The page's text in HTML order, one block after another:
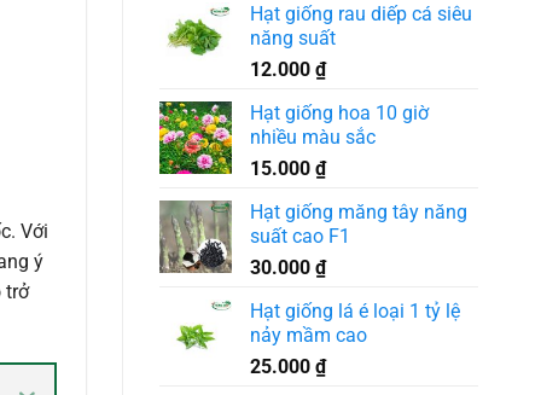
Với
ý
trở
Hạt giống rau diếp cá siêu
năng suất
12.000 ₫
Hạt giống hoa 10 giờ
nhiều màu sắc
15.000 ₫
Hạt giống măng tây năng
suất cao F1
30.000 ₫
Hạt giống lá é loại 1 tỷ lệ
nảy mầm cao
25.000 ₫